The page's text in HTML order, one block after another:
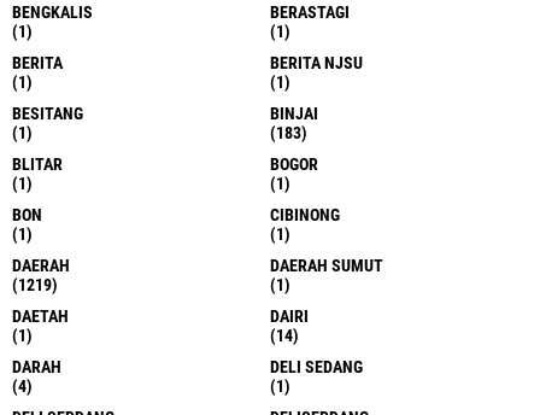
BENGKALIS
(1)
BERASTAGI
(1)
BERITA
(1)
BERITA NJSU
(1)
BESITANG
(1)
BINJAI
(183)
BLITAR
(1)
BOGOR
(1)
BON
(1)
CIBINONG
(1)
DAERAH
(1219)
DAERAH SUMUT
(1)
DAETAH
(1)
DAIRI
(14)
DARAH
(4)
DELI SEDANG
(1)